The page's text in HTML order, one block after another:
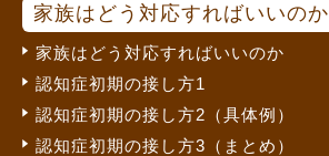
家族はどう対応すればいいのか
家族はどう対応すればいいのか
認知症初期の接し方1
認知症初期の接し方2（具体例）
認知症初期の接し方3（まとめ）